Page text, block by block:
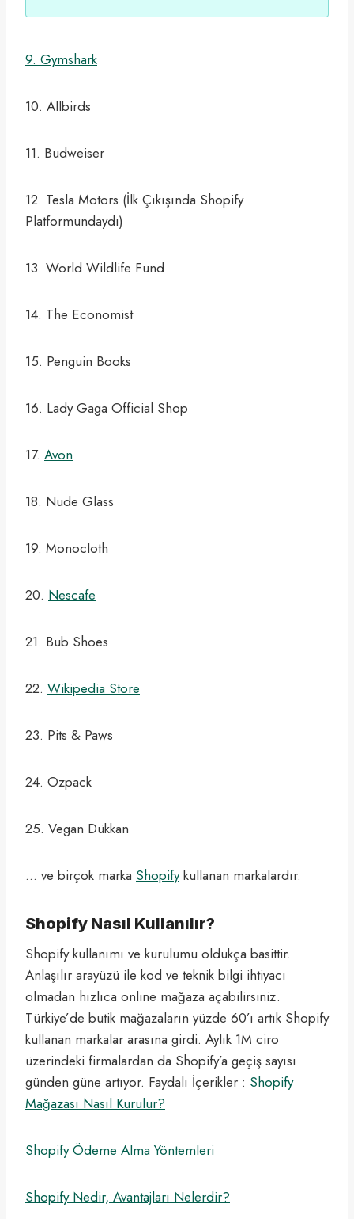
9. Gymshark
10. Allbirds
11. Budweiser
12. Tesla Motors (İlk Çıkışında Shopify
Platformundaydı)
13. World Wildlife Fund
14. The Economist
15. Penguin Books
16. Lady Gaga Official Shop
17. Avon
18. Nude Glass
19. Monocloth
20. Nescafe
21. Bub Shoes
22. Wikipedia Store
23. Pits & Paws
24. Ozpack
25. Vegan Dükkan
… ve birçok marka Shopifykullanan markalardır.
Shopify Nasıl Kullanılır?
Shopify kullanımı ve kurulumu oldukça basittir.
Anlaşılır arayüzü ile kod ve teknik bilgi ihtiyacı
olmadan hızlıca online mağaza açabilirsiniz.
Türkiye’de butik mağazaların yüzde 60’ı artık Shopify
kullanan markalar arasına girdi. Aylık 1M ciro
üzerindeki firmalardan da Shopify’a geçiş sayısı
günden güne artıyor. Faydalı İçerikler : Shopify
Mağazası Nasıl Kurulur?
Shopify Ödeme Alma Yöntemleri
Shopify Nedir, Avantajları Nelerdir?